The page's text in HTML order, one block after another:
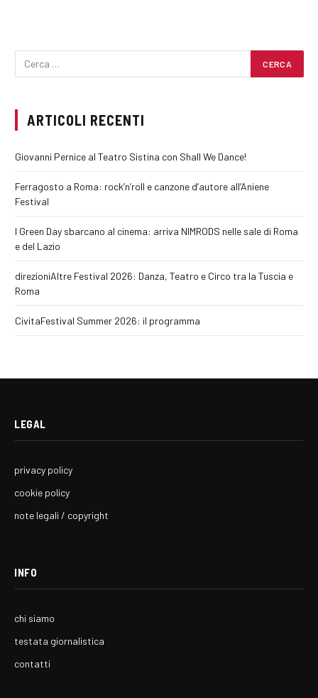
ARTICOLI RECENTI
Giovanni Pernice al Teatro Sistina con Shall We Dance!
Ferragosto a Roma: rock’n’roll e canzone d’autore all’Aniene
Festival
I Green Day sbarcano al cinema: arriva NIMRODS nelle sale di Roma
e del Lazio
direzioniAltre Festival 2026: Danza, Teatro e Circo tra la Tuscia e
Roma
CivitaFestival Summer 2026: il programma
LEGAL
privacy policy
cookie policy
note legali / copyright
INFO
chi siamo
testata giornalistica
contatti